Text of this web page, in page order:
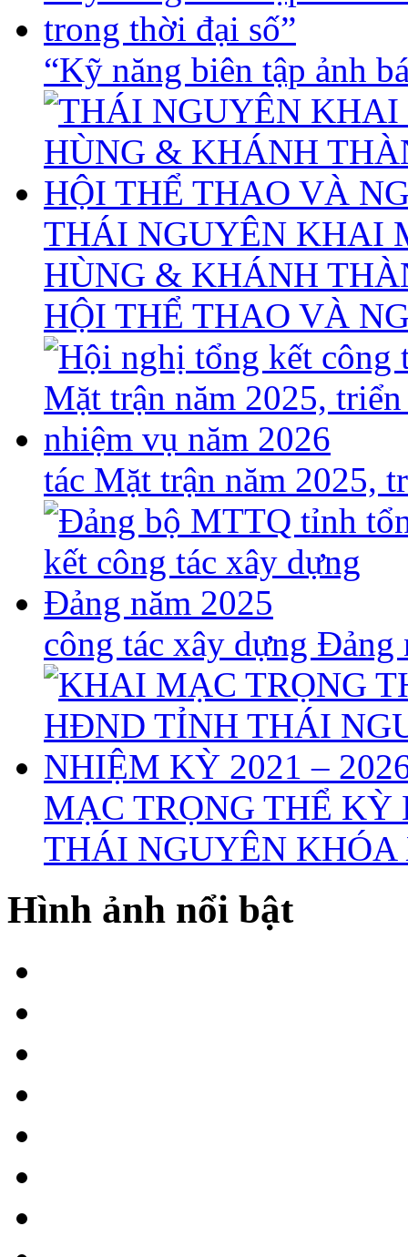
“Kỹ năng biên tập ảnh
THÁI NGUYÊN KHAI
HÙNG & KHÁNH
HỘI THỂ THAO VÀ
tác Mặt trận năm 2025,
công tác xây dựng Đảng
MẠC TRỌNG THỂ
THÁI NGUYÊN KHÓA
Hình ảnh nổi bật